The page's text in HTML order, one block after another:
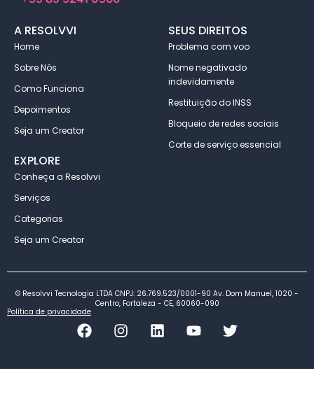
A RESOLVVI
Home
Sobre Nós
Como Funciona
Depoimentos
Seja um Creator
SEUS DIREITOS
Problema com voo
Nome negativado
indevidamente
Restituição do INSS
Bloqueio de redes sociais
Corte de serviço essencial
EXPLORE
Conheça a Resolvvi
Serviços
Categorias
Seja um Creator
© Resolvvi Tecnologia LTDA CNPJ: 26.769.523/0001-90 Av. Dom Manuel, 1020 -
Centro, Fortaleza - CE, 60060-090
Política de privacidade